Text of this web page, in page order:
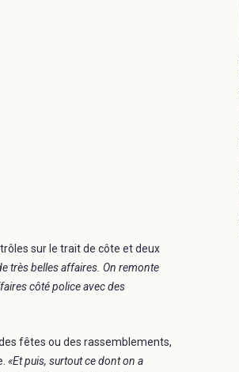
sur le trait de côte et deux
très belles affaires. On remonte
côté police avec des
fêtes ou des rassemblements,
«Et puis, surtout ce dont on a